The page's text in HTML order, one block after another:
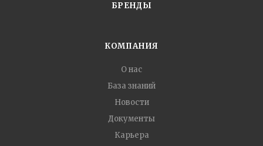
БРЕНДЫ
КОМПАНИЯ
О нас
База знаний
Новости
Документы
Карьера